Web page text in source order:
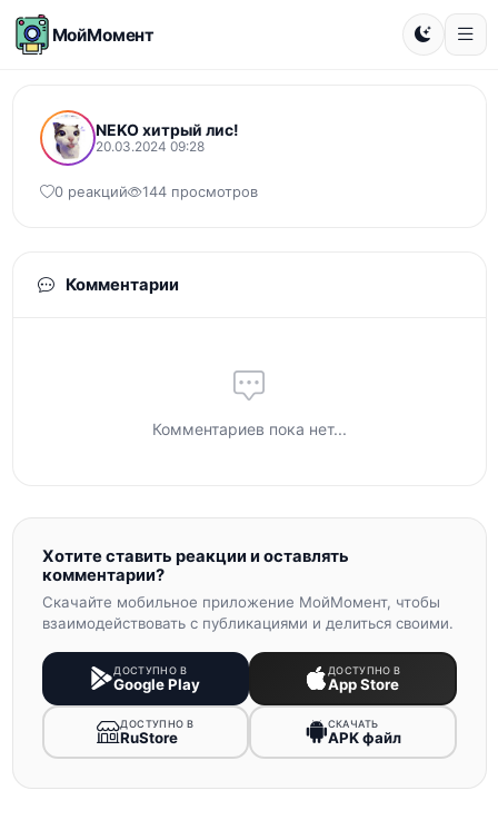
МойМомент
NEKO хитрый лис!
20.03.2024 09:28
0 реакций 144 просмотров
Комментарии
Комментариев пока нет...
Хотите ставить реакции и оставлять
комментарии?
Скачайте мобильное приложение МойМомент, чтобы
взаимодействовать с публикациями и делиться своими.
ДОСТУПНО В
Google Play
ДОСТУПНО В
App Store
ДОСТУПНО В
RuStore
СКАЧАТЬ
APK файл